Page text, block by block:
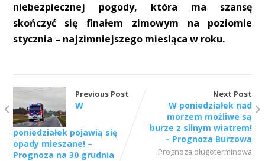
niebezpiecznej pogody, która ma szansę
skończyć się finałem zimowym na poziomie
stycznia – najzimniejszego miesiąca w roku.
Previous Post
W
poniedziałek pojawią się
opady mieszane! –
Prognoza na 30 grudnia
Next Post
W poniedziałek nad
morzem możliwe są
burze z silnym wiatrem!
– Prognoza Burzowa
Prognoza długoterminowa